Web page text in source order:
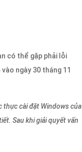
có thể gặp phải lỗi
ngày 30 tháng 11
thực cài đặt Windows của
Sau khi giải quyết vấn